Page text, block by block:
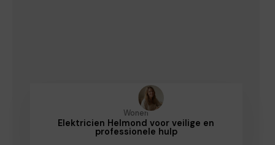
Wonen
Elektricien Helmond voor veilige en
professionele hulp